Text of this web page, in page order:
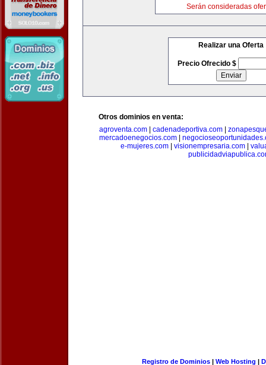
Serán consideradas
Realizar una Oferta
Precio Ofrecido $
Otros dominios en venta:
agroventa.com
cadenadeportiva.com
mercadoenegocios.com
e-mujeres.com
visionempresaria.com
Registro de Dominios| Web Hosting |